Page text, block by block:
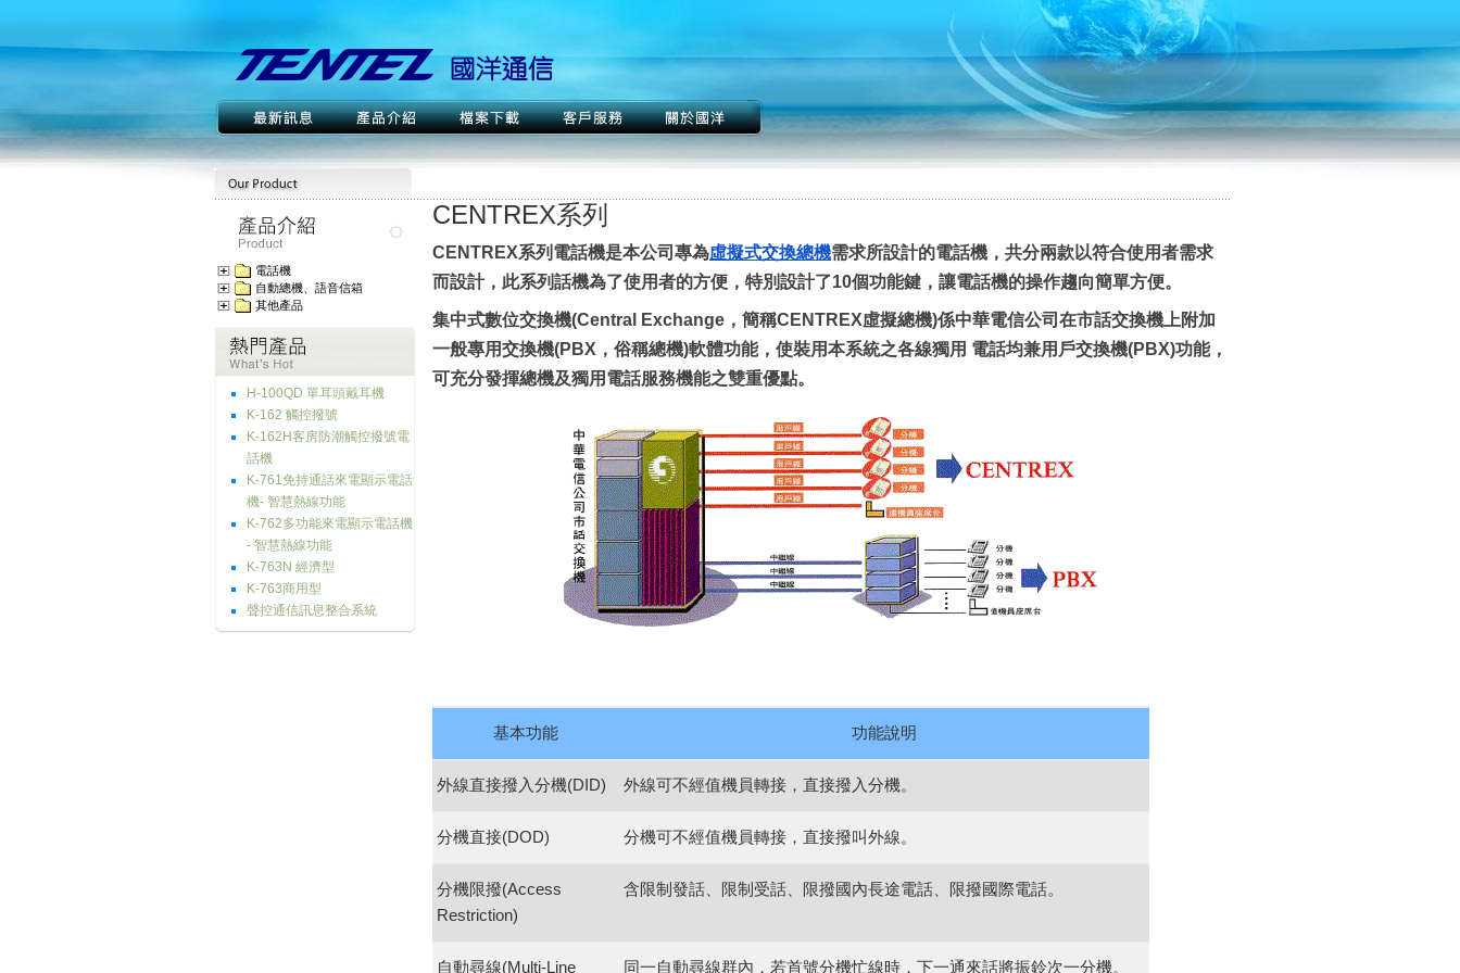
電話機
自動總機、語音信箱
其他產品
H-100QD 單耳頭戴耳機
K-162 觸控撥號
K-162H客房防潮觸控撥號電
話機
K-761免持通話來電顯示電話
機- 智慧熱線功能
K-762多功能來電顯示電話機
- 智慧熱線功能
K-763N 經濟型
K-763商用型
聲控通信訊息整合系統
CENTREX系列
CENTREX系列電話機是本公司專為虛擬式交換總機需求所設計的電話機，共分兩款以符合使用者需求
而設計，此系列話機為了使用者的方便，特別設計了10個功能鍵，讓電話機的操作趨向簡單方便。
集中式數位交換機(Central Exchange，簡稱CENTREX虛擬總機)係中華電信公司在市話交換機上附加
一般專用交換機(PBX，俗稱總機)軟體功能，使裝用本系統之各線獨用 電話均兼用戶交換機(PBX)功能，
可充分發揮總機及獨用電話服務機能之雙重優點。
基本功能 功能說明
外線直接撥入分機(DID) 外線可不經值機員轉接，直接撥入分機。
分機直接(DOD) 分機可不經值機員轉接，直接撥叫外線。
分機限撥(Access
Restriction)
含限制發話、限制受話、限撥國內長途電話、限撥國際電話。
自動尋線(Multi-Line 同一自動尋線群內，若首號分機忙線時，下一通來話將振鈴次一分機。